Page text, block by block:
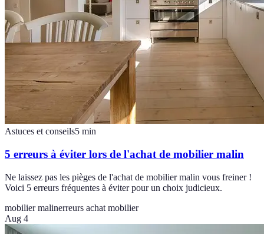
Astuces et conseils5 min
5 erreurs à éviter lors de l'achat de mobilier malin
Ne laissez pas les pièges de l'achat de mobilier malin vous freiner !
Voici 5 erreurs fréquentes à éviter pour un choix judicieux.
mobilier malinerreurs achat mobilier
Aug 4